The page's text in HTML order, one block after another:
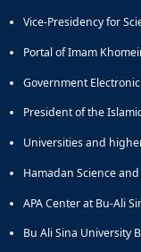
Vice-Presidency for
Portal of Imam
Government
President of the
Universities and
Hamadan Science
APA Center at Bu-Ali
Bu Ali Sina University